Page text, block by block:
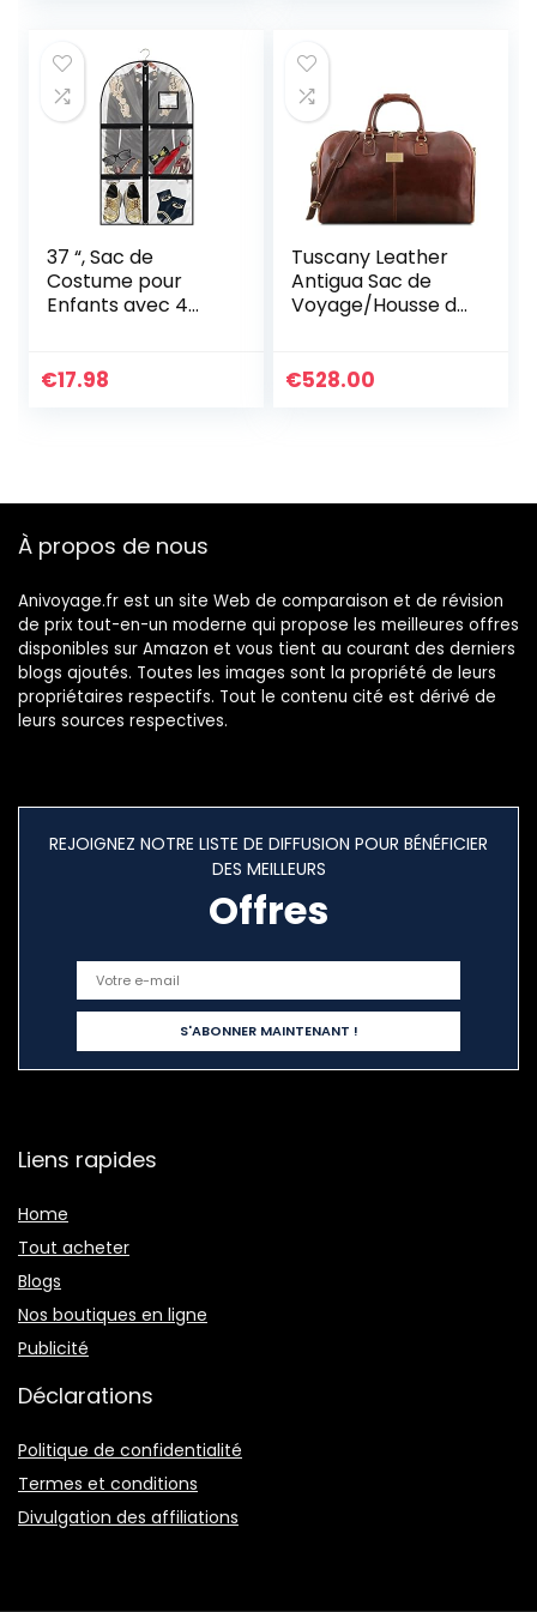
37 “, Sac de
Costume pour
Enfants avec 4
de Costume de
Rangement de
étanche
€17.98
Tuscany Leather
Antigua Sac de
Voyage/Housse de
Marron
€528.00
À propos de nous
Anivoyage.fr est un site Web de comparaison et de révision
de prix tout-en-un moderne qui propose les meilleures offres
disponibles sur Amazon et vous tient au courant des derniers
blogs ajoutés. Toutes les images sont la propriété de leurs
propriétaires respectifs. Tout le contenu cité est dérivé de
leurs sources respectives.
REJOIGNEZ NOTRE LISTE DE DIFFUSION POUR BÉNÉFICIER
DES MEILLEURS
Offres
Liens rapides
Home
Tout acheter
Blogs
Nos boutiques en ligne
Publicité
Déclarations
Politique de confidentialité
Termes et conditions
Divulgation des affiliations